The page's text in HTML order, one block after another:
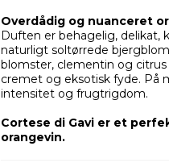
Overdådig og nuanceret
Duften er behagelig, delikat,
naturligt soltørrede
blomster, clementin og
cremet og eksotisk fyde. På
intensitet og frugtrigdom.
Cortese di Gavi er et
orangevin.